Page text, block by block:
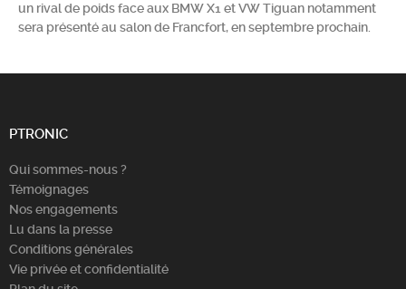
un rival de poids face aux BMW X1 et VW Tiguan notamment
sera présenté au salon de Francfort, en septembre prochain.
PTRONIC
Qui sommes-nous ?
Témoignages
Nos engagements
Lu dans la presse
Conditions générales
Vie privée et confidentialité